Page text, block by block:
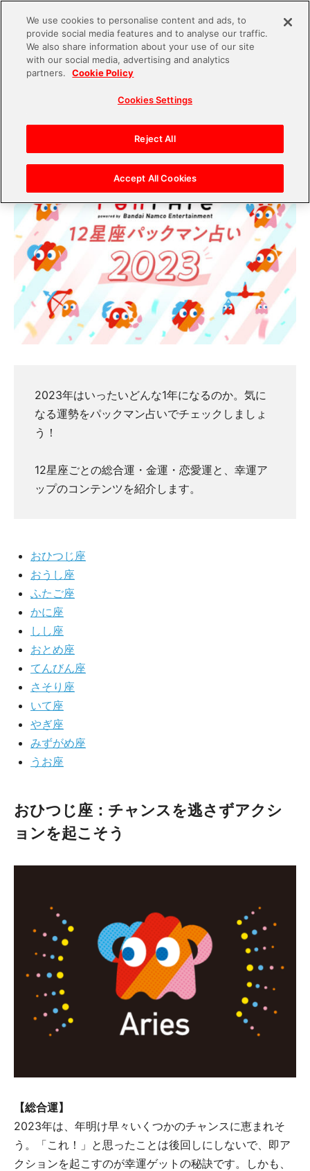
2022.12.12
ップのコンテンツはこちら！
2023年はいったいどんな1年になるのか。気に
なる運勢をパックマン占いでチェックしましょ
う！
12星座ごとの総合運・金運・恋愛運と、幸運ア
ップのコンテンツを紹介します。
おひつじ座
おうし座
ふたご座
かに座
しし座
おとめ座
てんびん座
さそり座
いて座
やぎ座
みずがめ座
うお座
おひつじ座：チャンスを逃さずアクシ
ョンを起こそう
【総合運】
2023年は、年明け早々いくつかのチャンスに恵まれそ
う。「これ！」と思ったことは後回しにしないで、即ア
クションを起こすのが幸運ゲットの秘訣です。しかも、
We use cookies to personalise content and ads, to
provide social media features and to analyse our traffic.
We also share information about your use of our site
with our social media, advertising and analytics
partners.
Cookie Policy
Cookies Settings
Reject All
Accept All Cookies